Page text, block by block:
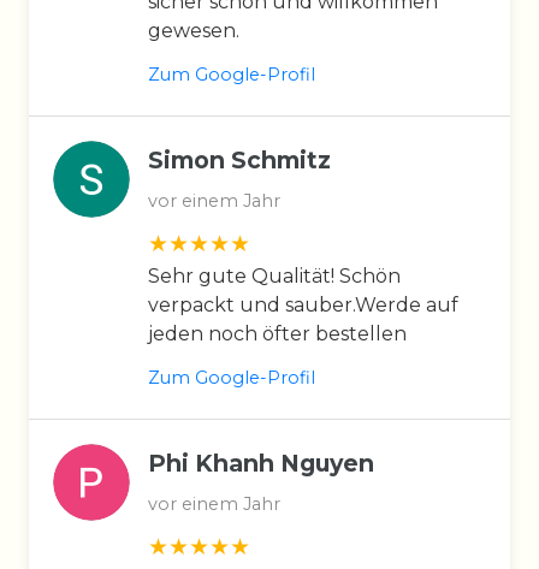
gewesen.
Zum Google-Profil
Simon Schmitz
vor einem Jahr
Sehr gute Qualität! Schön
verpackt und sauber.Werde auf
jeden noch öfter bestellen
Zum Google-Profil
Phi Khanh Nguyen
vor einem Jahr